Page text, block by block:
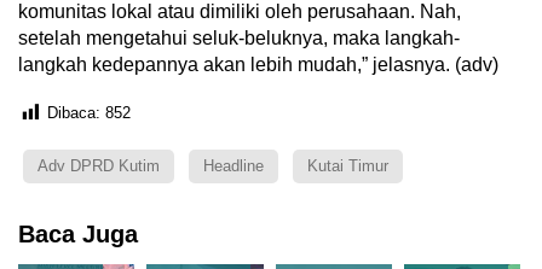
komunitas lokal atau dimiliki oleh perusahaan. Nah,
setelah mengetahui seluk-beluknya, maka langkah-
langkah kedepannya akan lebih mudah,” jelasnya. (adv)
Dibaca: 852
Adv DPRD Kutim Headline Kutai Timur
Baca Juga